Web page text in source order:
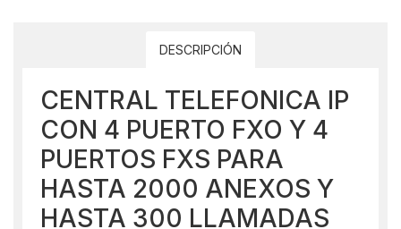
DESCRIPCIÓN
CENTRAL TELEFONICA IP
CON 4 PUERTO FXO Y 4
PUERTOS FXS PARA
HASTA 2000 ANEXOS Y
HASTA 300 LLAMADAS